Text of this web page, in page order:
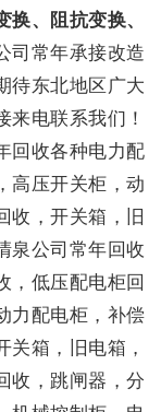
、阻抗变换、
司常年承接改造
待东北地区广大
电联系我们！
回收各种电力配
高压开关柜，动
收，开关箱，旧
泉公司常年回收
，低压配电柜回
力配电柜，补偿
箱，旧电箱，
收，跳闸器，分